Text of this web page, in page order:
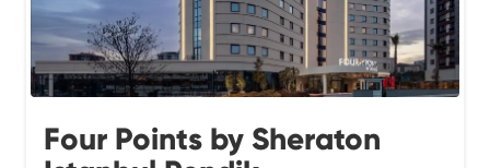
Four Points by Sheraton